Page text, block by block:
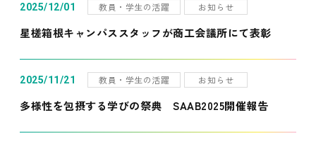
2025/12/01 教員・学生の活躍 お知らせ
星槎箱根キャンパススタッフが商工会議所にて表彰
2025/11/21 教員・学生の活躍 お知らせ
多様性を包摂する学びの祭典 SAAB2025開催報告